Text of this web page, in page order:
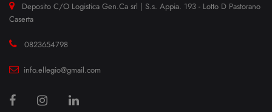
Deposito C/O Logistica Gen.Ca srl | S.s. Appia. 193 - Lotto D Pastorano
Caserta
0823654798
info.ellegio@gmail.com